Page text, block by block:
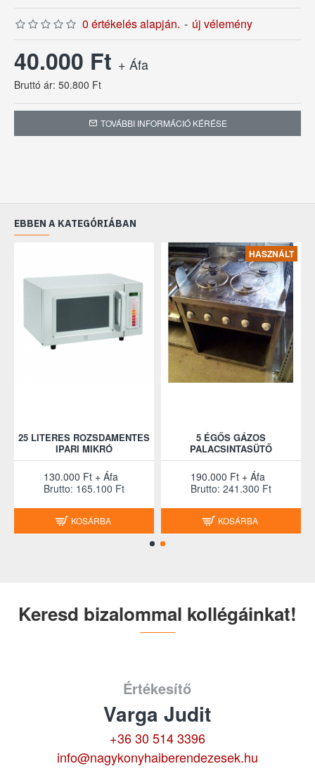
Működési vízhőmérséklet: 4-25°C
Regenerálásonkénti sóigény: 3 kg
Vízcsatlakozások mérete: 3/4"
0 értékelés alapján. - új vélemény
40.000 Ft + Áfa
Bruttó ár: 50.800 Ft
TOVÁBBI INFORMÁCIÓ KÉRÉSE
EBBEN A KATEGÓRIÁBAN
25 LITERES ROZSDAMENTES
IPARI MIKRÓ
130.000 Ft + Áfa
Brutto: 165.100 Ft
KOSÁRBA
HASZNÁLT
5 ÉGŐS GÁZOS
PALACSINTASÜTŐ
190.000 Ft + Áfa
Brutto: 241.300 Ft
KOSÁRBA
Keresd bizalommal kollégáinkat!
Értékesítő
Varga Judit
+36 30 514 3396
info@nagykonyhaiberendezesek.hu